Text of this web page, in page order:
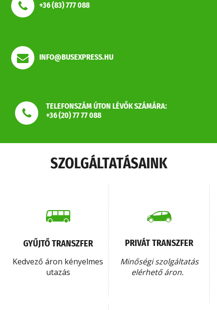
+36 (83) 777 088
INFO@BUSEXPRESS.HU
TELEFONSZÁM ÚTON LÉVŐK SZÁMÁRA:
+36 (20) 77 77 088
SZOLGÁLTATÁSAINK
GYŰJTŐ TRANSZFER
Kedvező áron kényelmes
utazás
PRIVÁT TRANSZFER
Minőségi szolgáltatás
elérhető áron.